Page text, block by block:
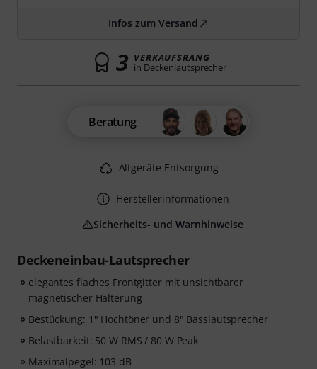
Deckeneinbau-Lautsprecher
elegantes flaches Frontgitter mit unsichtbarer
magnetischer Halterung
Bestückung: 1" Hochtöner und 8" Basslautsprecher
Belastbarkeit: 50 W RMS / 80 W Peak
Maximalpegel: 103 dB
Infos zum Versand
3 VERKAUFSRANG
in Deckenlautsprecher
Beratung
Altgeräte-Entsorgung
Herstellerinformationen
Sicherheits- und Warnhinweise